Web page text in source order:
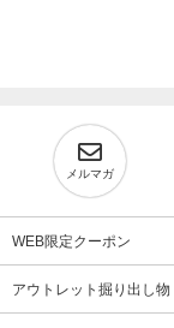
メルマガ
WEB限定クーポン
アウトレット掘り出し物